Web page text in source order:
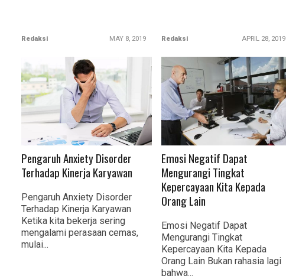
Redaksi MAY 8, 2019 Redaksi APRIL 28, 2019
READ MORE
Pengaruh Anxiety Disorder
Terhadap Kinerja Karyawan
Pengaruh Anxiety Disorder
Terhadap Kinerja Karyawan
Ketika kita bekerja sering
mengalami perasaan cemas,
mulai...
READ MORE
Emosi Negatif Dapat
Mengurangi Tingkat
Kepercayaan Kita Kepada
Orang Lain
Emosi Negatif Dapat
Mengurangi Tingkat
Kepercayaan Kita Kepada
Orang Lain Bukan rahasia lagi
bahwa...